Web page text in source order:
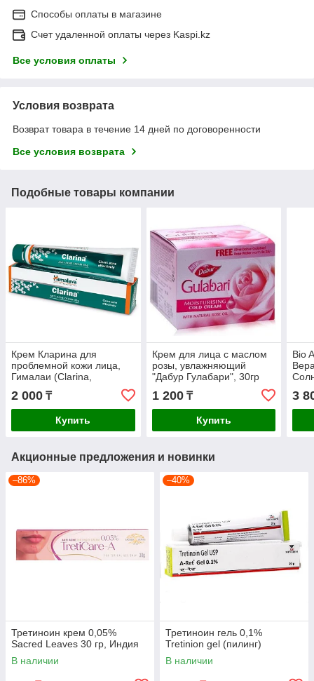
Способы оплаты в магазине
Счет удаленной оплаты через Kaspi.kz
Все условия оплаты
Условия возврата
Возврат товара в течение 14 дней по договоренности
Все условия возврата
Подобные товары компании
Крем Кларина для
проблемной кожи лица,
Гималаи (Clarina,
Himalaya), 30 гр
2 000 ₸
Купить
Крем для лица с маслом
розы, увлажняющий
"Дабур Гулабари", 30гр
(Dabur Gulabari Cream)
1 200₸
Купить
Bio
3
Акционные предложения и новинки
–86%
Третиноин крем 0,05%
Sacred Leaves 30 гр, Индия
В наличии
–40%
Третиноин гель 0,1%
Tretinion gel (пилинг)
В наличии